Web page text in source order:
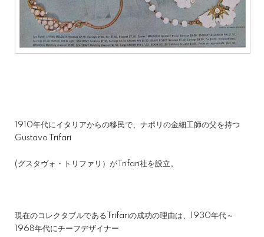
1910年代にイタリアからの移民で、ナポリの金細工師の父を持つ
Gustavo Trifari
(グスタヴォ・トリファリ）がTrifari社を設立。
現在のコレクタブルであるTrifariの成功の理由は、1930年代～
1968年代にチーフデザイナー